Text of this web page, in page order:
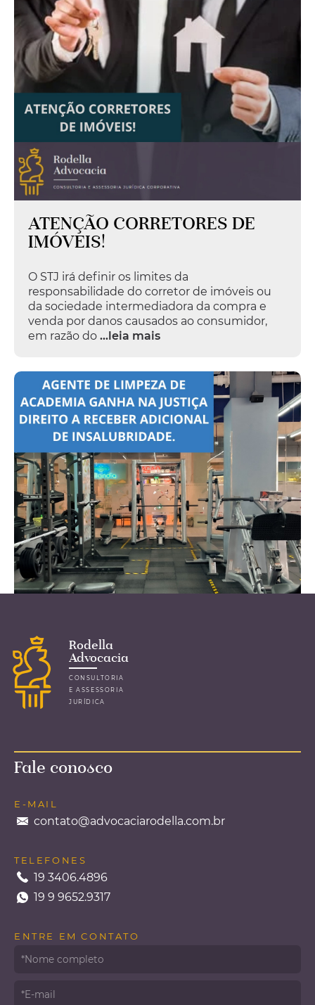
Seguradora deverá pagar
indenização a segurado que
não tinha diagnóstico médico
confirmado
Em recente decisão, a 4ª Turma do Superior
Tribunal de Justiça (STJ), com base na Súmula
609 que dispõe que “A recusa de cobertura
securitária, sob a alegação de doença
mais
ATENÇÃO CORRETORES DE
IMÓVEIS!
O STJ irá definir os limites da
responsabilidade do corretor de imóveis ou
da sociedade intermediadora da compra e
venda por danos causados ao consumidor,
em razão do ...leia mais
Agente de limpeza de
academia ganha na justiça
Rede de academia é condenada na Justiça do
prestador de serviços que trabalhava como
agente de limpeza. O trabalhador ingressou
...leia mais
Rodella
Advocacia
CONSULTORIA
E ASSESSORIA
JURÍDICA
Fale conosco
E-MAIL
contato@advocaciarodella.com.br
TELEFONES
19 3406.4896
19 9 9652.9317
ENTRE EM CONTATO